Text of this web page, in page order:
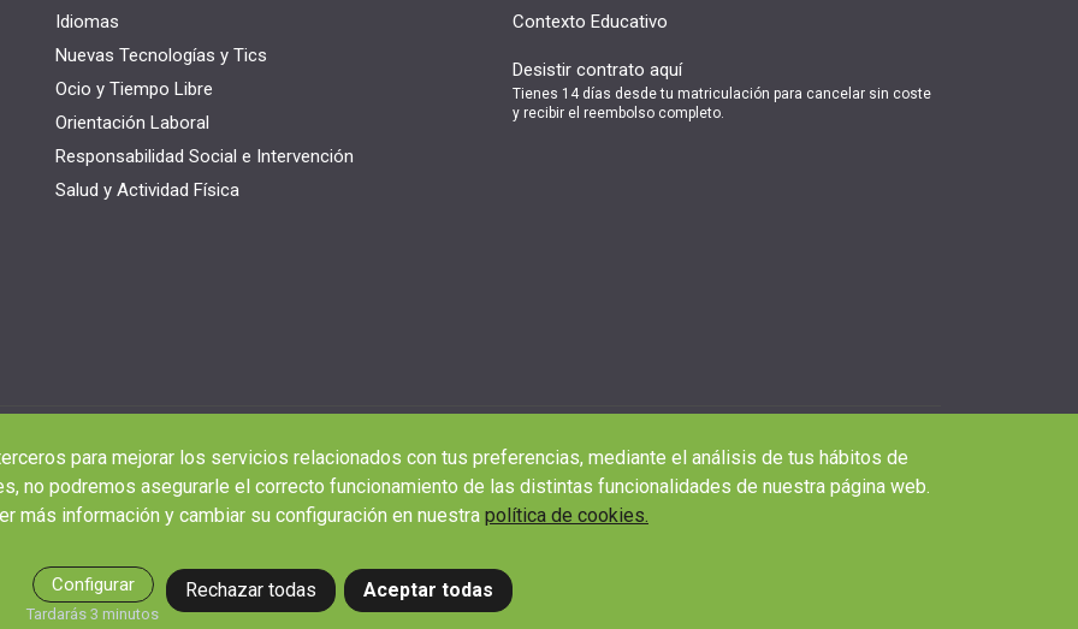
Idiomas
Nuevas Tecnologías y Tics
Ocio y Tiempo Libre
Orientación Laboral
Responsabilidad Social e Intervención
Salud y Actividad Física
Contexto Educativo
Desistir contrato aquí
Tienes 14 días desde tu matriculación para cancelar sin coste
y recibir el reembolso completo.
para mejorar los servicios relacionados con tus preferencias, mediante el análisis de tus hábitos de
no podremos asegurarle el correcto funcionamiento de las distintas funcionalidades de nuestra página web.
más información y cambiar su configuración en nuestra política de cookies.
Configurar
Tardarás 3 minutos
Rechazar todas Aceptar todas